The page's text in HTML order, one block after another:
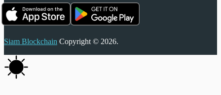
Siam Blockchain Copyright © 2026.